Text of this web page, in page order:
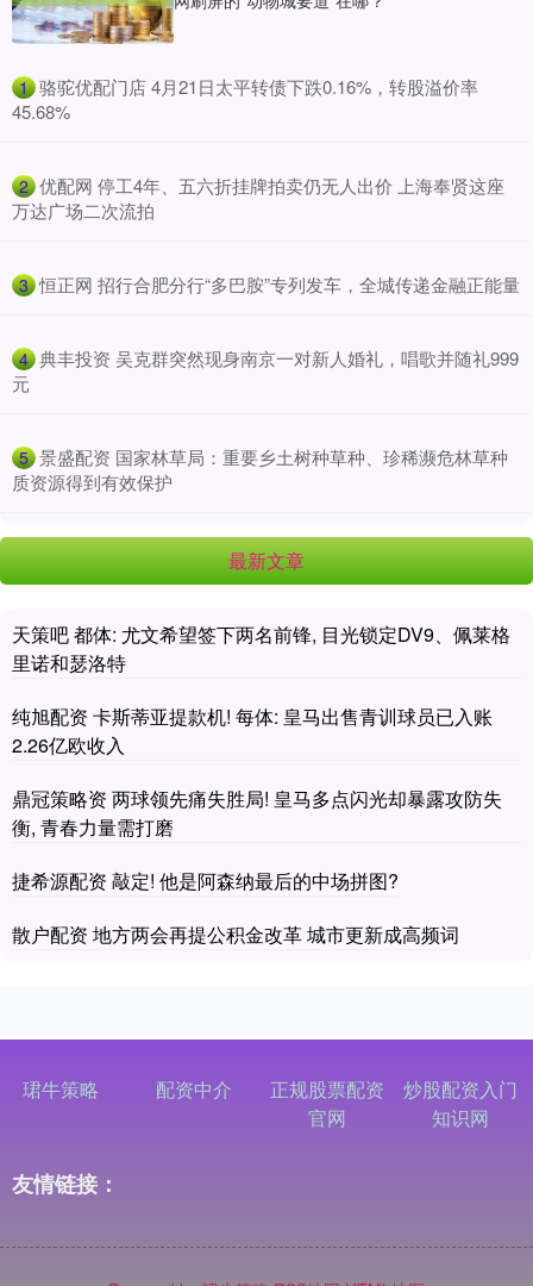
1 ​骆驼优配门店 4月21日太平转债下跌0.16%，转股溢价率
45.68%
2 ​优配网 停工4年、五六折挂牌拍卖仍无人出价 上海奉贤这座
万达广场二次流拍
3 ​恒正网 招行合肥分行“多巴胺”专列发车，全城传递金融正能量
4 ​典丰投资 吴克群突然现身南京一对新人婚礼，唱歌并随礼999
元
5 ​景盛配资 国家林草局：重要乡土树种草种、珍稀濒危林草种
质资源得到有效保护
最新文章
天策吧 都体: 尤文希望签下两名前锋, 目光锁定DV9、佩莱格
里诺和瑟洛特
纯旭配资 卡斯蒂亚提款机! 每体: 皇马出售青训球员已入账
2.26亿欧收入
鼎冠策略资 两球领先痛失胜局! 皇马多点闪光却暴露攻防失
衡, 青春力量需打磨
捷希源配资 敲定! 他是阿森纳最后的中场拼图?
散户配资 地方两会再提公积金改革 城市更新成高频词
珺牛策略 配资中介
正规股票配资
官网
炒股配资入门
知识网
友情链接：